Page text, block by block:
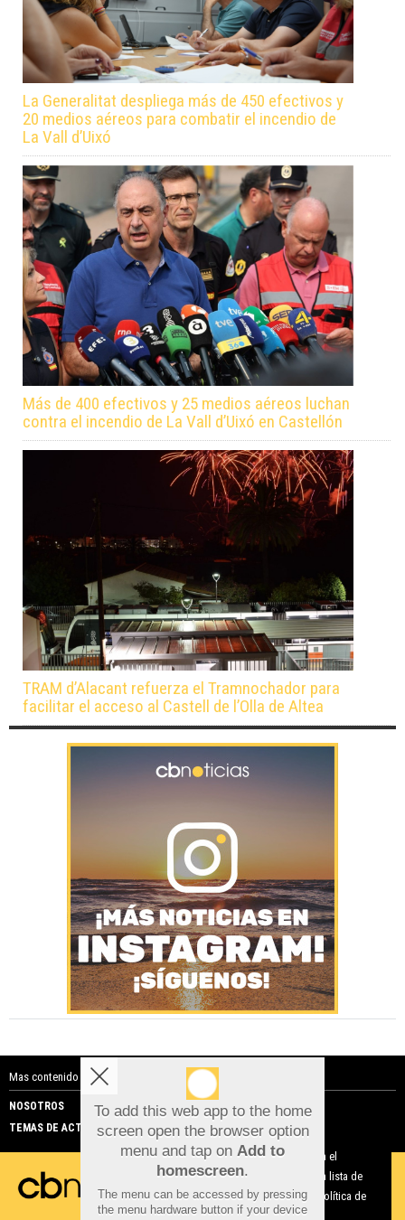
La Generalitat despliega más de 450 efectivos y
20 medios aéreos para combatir el incendio de
La Vall d’Uixó
Más de 400 efectivos y 25 medios aéreos luchan
contra el incendio de La Vall d’Uixó en Castellón
TRAM d’Alacant refuerza el Tramnochador para
facilitar el acceso al Castell de l’Olla de Altea
Mas contenido de Costa Blanca Noticias:
NOSOTROS
PUBLICIDAD
TEMAS DE ACTUALIDAD
To add this web app to the home
screen open the browser option
menu and tap on Add to
homescreen.
The menu can be accessed by pressing
the menu hardware button if your device
Aviso sobre el Uso de cookies:
Utilizamos cookies nuestras y de terceros para el
funcionamiento del digital. Puedes consultar la lista de
cookies y como desconectarlas. Ver nuestra Política de
Privacidad y Cookies